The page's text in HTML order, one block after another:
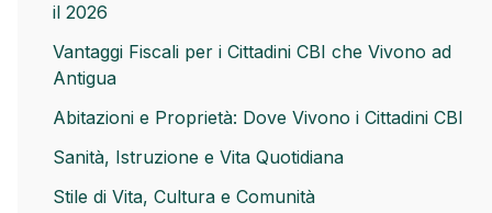
il 2026
Vantaggi Fiscali per i Cittadini CBI che Vivono ad
Antigua
Abitazioni e Proprietà: Dove Vivono i Cittadini CBI
Sanità, Istruzione e Vita Quotidiana
Stile di Vita, Cultura e Comunità